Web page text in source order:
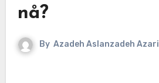
nå?
By Azadeh Aslanzadeh Azari